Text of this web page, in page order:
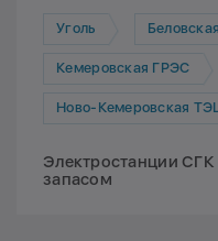
Уголь
Кемеровская ГРЭС
Ново-Кемеровская
Электростанции
запасом